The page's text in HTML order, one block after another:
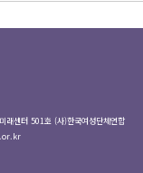
센터 501호 (사)한국여성단체연합